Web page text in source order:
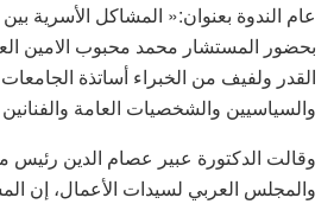
عام الندوة بعنوان:« المشاكل الأسرية
بحضور المستشار محمد محبوب الامين
القدر ولفيف من الخبراء أساتذة الجامعات
والسياسيين والشخصيات العامة
وقالت الدكتورة عبير عصام الدين رئيس
والمجلس العربي لسيدات الأعمال، إن